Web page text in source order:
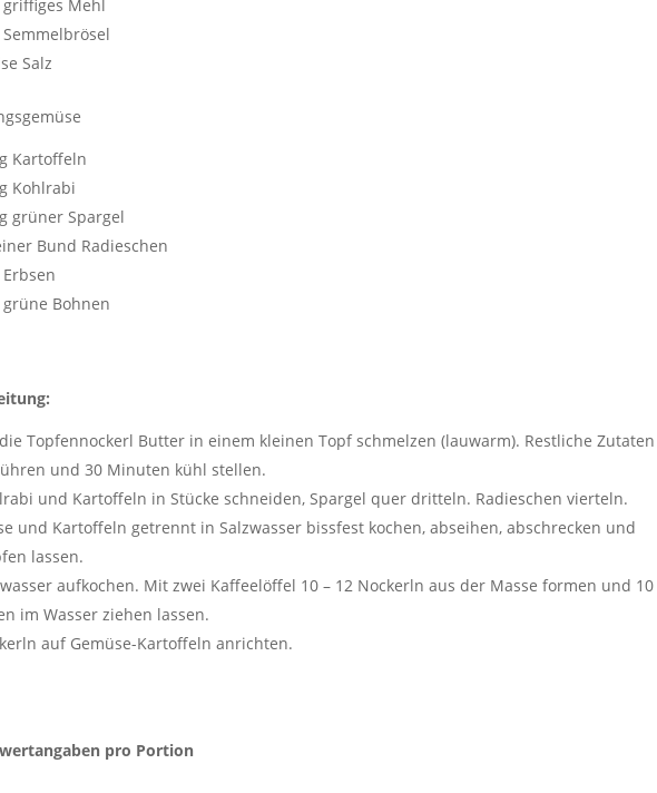
griffiges Mehl
Semmelbrösel
Salz
Kartoffeln
Kohlrabi
grüner Spargel
Bund Radieschen
Erbsen
grüne Bohnen
Topfennockerl Butter in einem kleinen Topf schmelzen (lauwarm). Restliche Zutaten
und 30 Minuten kühl stellen.
und Kartoffeln in Stücke schneiden, Spargel quer dritteln. Radieschen vierteln.
und Kartoffeln getrennt in Salzwasser bissfest kochen, abseihen, abschrecken und
lassen.
aufkochen. Mit zwei Kaffeelöffel 10 – 12 Nockerln aus der Masse formen und 10
im Wasser ziehen lassen.
auf Gemüse-Kartoffeln anrichten.
pro Portion